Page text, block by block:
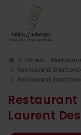
Home
Hôtels -
Restaurant
Restaurant
Restaurant
Laurent